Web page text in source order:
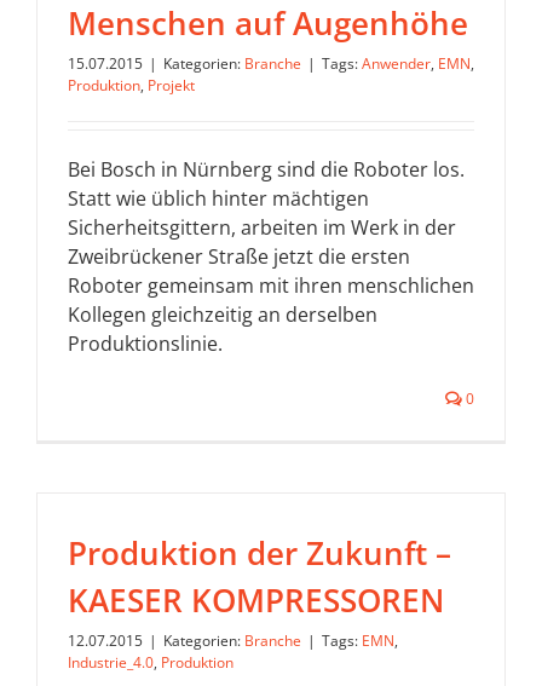
Menschen auf Augenhöhe
15.07.2015 | Kategorien: Branche | Tags:Anwender, EMN,
Produktion, Projekt
Bei Bosch in Nürnberg sind die Roboter los.
Statt wie üblich hinter mächtigen
Sicherheitsgittern, arbeiten im Werk in der
Zweibrückener Straße jetzt die ersten
Roboter gemeinsam mit ihren menschlichen
Kollegen gleichzeitig an derselben
Produktionslinie.
0
Produktion der Zukunft –
KAESER KOMPRESSOREN
12.07.2015 | Kategorien: Branche | Tags: EMN,
Industrie_4.0, Produktion